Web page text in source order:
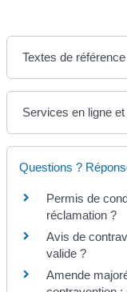
Textes de référence
Services en ligne
Questions ?
Permis de
réclamation ?
Avis de
valide ?
Amende